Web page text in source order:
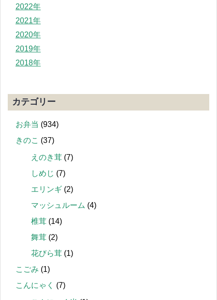
2022年
2021年
2020年
2019年
2018年
カテゴリー
お弁当 (934)
きのこ (37)
えのき茸 (7)
しめじ (7)
エリンギ (2)
マッシュルーム (4)
椎茸 (14)
舞茸 (2)
花びら茸 (1)
こごみ (1)
こんにゃく
(7)